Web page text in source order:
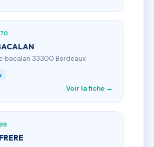
bacalan 33300 Bordeaux
Voir la fiche →